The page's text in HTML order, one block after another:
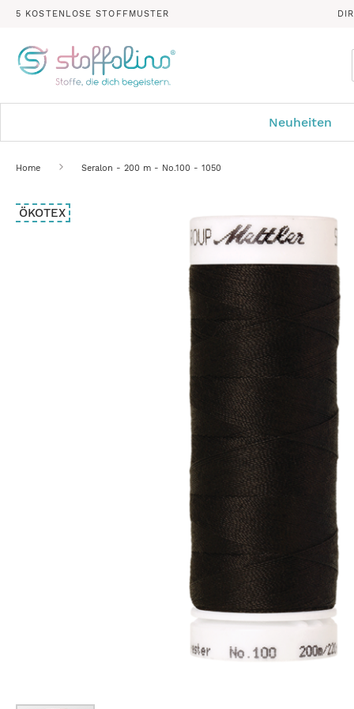
5 KOSTENLOSE STOFFMUSTER
Neuheiten
Home Seralon - 200 m - No.100 - 1050
Zum
Ende
ÖKOTEX